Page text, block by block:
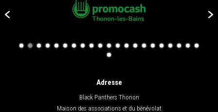
Adresse
Black Panthers Thonon
Maison des associations et du bénévolat